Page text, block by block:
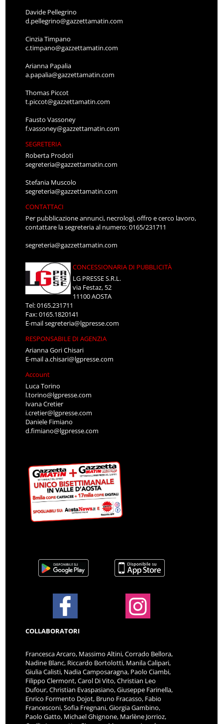
Davide Pellegrino
d.pellegrino@gazzettamatin.com
Cinzia Timpano
c.timpano@gazzettamatin.com
Arianna Papalia
a.papalia@gazzettamatin.com
Thomas Piccot
t.piccot@gazzettamatin.com
Fausto Vassoney
f.vassoney@gazzettamatin.com
SEGRETERIA
Roberta Prodoti
segreteria@gazzettamatin.com
Stefania Muscolo
segreteria@gazzettamatin.com
CONTATTACI
Per pubblicazione annunci, necrologi, offro e cerco lavoro,
contattare la segreteria al numero: 0165/231711
segreteria@gazzettamatin.com
CONCESSIONARIA DI PUBBLICITÀ
LG PRESSE S.R.L.
via Festaz, 52
11100 AOSTA
Tel: 0165.231711
Fax: 0165.1820141
E-mailsegreteria@lgpresse.com
RESPONSABILE DI AGENZIA
Arianna Gori Chisari
E-maila.chisari@lgpresse.com
Account
Luca Torino
l.torino@lgpresse.com
Ivana Cretier
i.cretier@lgpresse.com
Daniele Fimiano
d.fimiano@lgpresse.com
COLLABORATORI
Francesca Arcaro, Massimo Altini, Corrado Bellora,
Nadine Blanc, Riccardo Bortolotti, Manila Calipari,
Giulia Calisti, Nadia Camposaragna, Paolo Ciambi,
Filippo Clermont, Carol Di Vito, Christian Leo
Dufour, Christian Evaspasiano, Giuseppe Farinella,
Enrico Formento Dojot, Bruno Fracasso, Fabio
Francesconi, Sofia Fregnani, Giorgia Gambino,
Paolo Gatto, Michael Ghignone, Marlène Jorrioz,